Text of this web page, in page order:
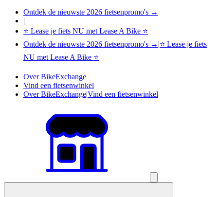
Ontdek de nieuwste 2026 fietsenpromo's →
|
⭐ Lease je fiets NU met Lease A Bike ⭐
Ontdek de nieuwste 2026 fietsenpromo's → |⭐ Lease je fiets
NU met Lease A Bike ⭐
Over BikeExchange
Vind een fietsenwinkel
Over BikeExchange|Vind een fietsenwinkel